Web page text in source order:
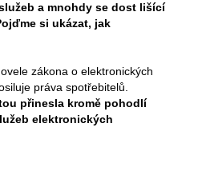
a mnohdy se dost lišící
si ukázat, jak
zákona o elektronických
práva spotřebitelů.
přinesla kromě pohodlí
elektronických